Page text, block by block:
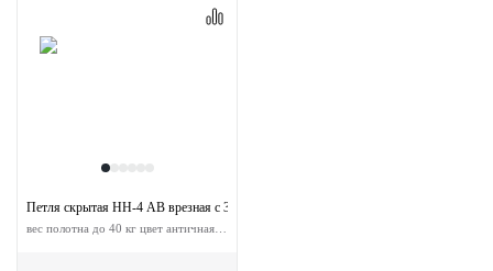
Петля скрытая HH-4 AB врезная с 3D-регулировкой